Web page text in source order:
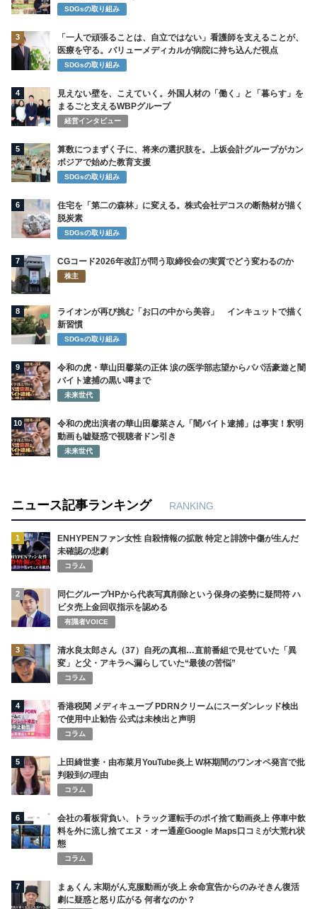
SDGsの取り組み
3
「一人で頑張ることは、自立ではない」看護師を支えることが、
医療を守る。バリューメディカルが病院に持ち込んだ視点
SDGsの取り組み
4
見えない壁を、こえていく。外国人材の「働く」と「暮らす」を
まるごと支えるWBPグループ
経営インタビュー
5
算数につまずく子に、将来の選択肢を。上坂会計グループがカン
ボジアで始めた教育支援
SDGsの取り組み
6
住宅を「第二の森林」に変える。株式会社デコスの断熱材が描く
脱炭素
SDGsの取り組み
7 CGコード2026年改訂が問う取締役会の実質でどう変わるのか
株主
8
ライオンが再び挑む「お口の中から美容」 インキュットで描く
新習慣
SDGsの取り組み
9
令和の虎・華山田馨菜の正体 涙の医学部志望からパパ活豪遊と闇
バイト逮捕の黒い噂まで
未来世代
10
令和の虎出演者の華山田馨菜さん「闇バイト逮捕」は事実！釈明
動画も嘘疑惑で視聴者ドン引き
未来世代
ニュース記事ランキング RANKING
1
ENHYPENファン女性 自殺情報の拡散 特定と誹謗中傷が生んだ
未確認の悲劇
コラム
2
同仁グループHPから代表写真削除という保身の姿勢に疑問符 ハ
ビタ売上金回収指示を認める
有識者VOICE
3
清水良太郎さん（37）自死の真相…直前番組で見せていた「異
変」と父・アキラへ漏らしていた“最後の苦悩”
コラム
4
香港税関 メディキューブ PDRNクリームにスーダンレッド検出
で使用中止勧告 公式は未検出と声明
コラム
5
上田綺世妻・由布菜月YouTube炎上 W杯期間のワンオペ発言で批
判殺到の理由
コラム
6
会社の看板背負い、トラック運転手のポイ捨て動画炎上 停車中飲
料を外に流し捨てエヌ・オー通産Google Maps口コミが大荒れ状
態
コラム
7
まぁくん 末期がん克服動画が炎上 余命宣告からのみそきん復活
劇に疑惑と怒り広がる 何者なのか？